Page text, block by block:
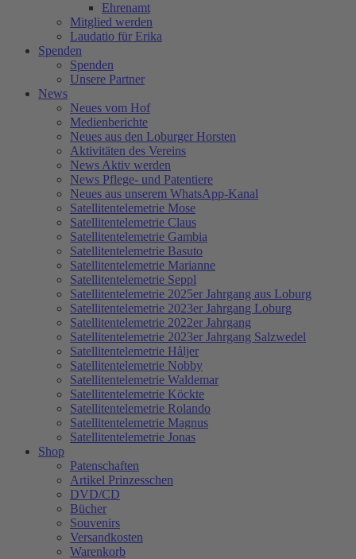
Ehrenamt
Mitglied werden
Laudatio für Erika
Spenden
Spenden
Unsere Partner
News
Neues vom Hof
Medienberichte
Neues aus den Loburger Horsten
Aktivitäten des Vereins
News Aktiv werden
News Pflege- und Patentiere
Neues aus unserem WhatsApp-Kanal
Satellitentelemetrie Mose
Satellitentelemetrie Claus
Satellitentelemetrie Gambia
Satellitentelemetrie Basuto
Satellitentelemetrie Marianne
Satellitentelemetrie Seppl
Satellitentelemetrie 2025er Jahrgang aus Loburg
Satellitentelemetrie 2023er Jahrgang Loburg
Satellitentelemetrie 2022er Jahrgang
Satellitentelemetrie 2023er Jahrgang Salzwedel
Satellitentelemetrie Håljer
Satellitentelemetrie Nobby
Satellitentelemetrie Waldemar
Satellitentelemetrie Köckte
Satellitentelemetrie Rolando
Satellitentelemetrie Magnus
Satellitentelemetrie Jonas
Shop
Patenschaften
Artikel Prinzesschen
DVD/CD
Bücher
Souvenirs
Versandkosten
Warenkorb